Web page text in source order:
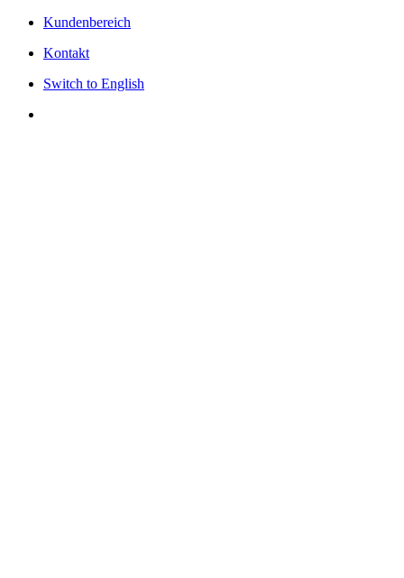
Kundenbereich
Kontakt
Switch to English